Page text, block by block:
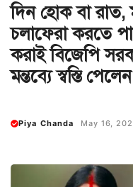
দিন হোক বা রাত,
চলাফেরা করতে
করাই বিজেপি
মন্তব্যে স্বস্তি
Piya Chanda May 16,